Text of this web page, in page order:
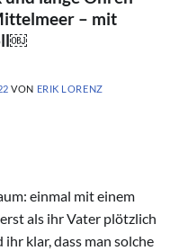
– mit
VON ERIK LORENZ
einmal mit einem
als ihr Vater plötzlich
klar, dass man solche